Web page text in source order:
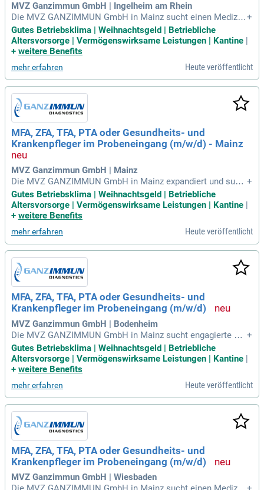
MVZ Ganzimmun GmbH | Ingelheim am Rhein
Die MVZ GANZIMMUN GmbH in Mainz sucht einen Medizini
schen Fachangestellten (m/w/d) für den Probeneingang in V
ollzeit. Als humanmedizinisches Labor mit über 470 Mitarbe
itern bieten wir seit 1998 innovative Dienstleistungen und ei
Ihre Aufgaben umfassen das Auspacken, Registrieren von L
aborproben sowie die elektronische Erfassung von Patiente
ndaten. Sie arbeiten in einer 40-Stunden-Woche von Montag
bis Freitag, gelegentlich auch samstags. Bei uns erwarten Si
e anspruchsvolle Herausforderungen und ein dynamisches
Umfeld. Verstärken Sie unser Team und tragen Sie zur Gesu
ndheit unserer internationalen Kunden bei!
+
Gutes Betriebsklima | Weihnachtsgeld | Betriebliche
Altersvorsorge | Vermögenswirksame Leistungen | Kantine |
+ weitere Benefits
mehr erfahren Heute veröffentlicht
MFA, ZFA, TFA, PTA oder Gesundheits- und
Krankenpfleger im Probeneingang (m/w/d) - Mainz
MVZ Ganzimmun GmbH | Mainz
Die MVZ GANZIMMUN GmbH in Mainz expandiert und such
t einen Medizinischen Fachangestellten (m/w/d) im Bereich
Probeneingang. In unserem innovativen humanmedizinische
n Labor mit 470 Mitarbeitern erwartet Sie ein spannendes Ar
und Registrieren von Laborproben sowie die Erfassung von
Patientendaten. Wir bieten Ihnen eine Vollzeitstelle mit 40 S
tunden pro Woche in einem freundlichen Team. Ein flexibles
Arbeitszeitmodell sowie die Möglichkeit zur persönlichen E
ntfaltung werden ebenfalls geboten. Bewerben Sie sich jetzt
und werden Sie Teil unseres engagierten Mitarbeiterteams!
+
Gutes Betriebsklima | Weihnachtsgeld | Betriebliche
Altersvorsorge | Vermögenswirksame Leistungen | Kantine
+ weitere Benefits
mehr erfahren Heute veröffentlicht
MFA, ZFA, TFA, PTA oder Gesundheits- und
Krankenpfleger im Probeneingang (m/w/d)
MVZ Ganzimmun GmbH | Bodenheim
Die MVZ GANZIMMUN GmbH in Mainz sucht engagierte Me
dizinische Fachangestellte (m/w/d) im Bereich Probeneinga
ng. Als führendes humanmedizinisches Labor mit 470 Mitar
beitern bieten wir Ihnen eine verantwortungsvolle Vollzeitst
as Auspacken, Registrieren und Sichtprüfen von Laborprobe
n sowie die Erfassung von Patienten- und Laboraufträgen. Si
e unterstützen auch bei der Vorbereitung von Untersuchung
smaterialien und der elektronischen Datenerfassung. Wir fö
rdern eine positive Arbeitsatmosphäre und schätzen Ihre Ex
pertise. Bewerben Sie sich noch heute, um Teil unserer steti
g wachsenden Organisation zu werden!
+
Gutes Betriebsklima | Weihnachtsgeld | Betriebliche
Altersvorsorge | Vermögenswirksame Leistungen | Kantine |
+ weitere Benefits
mehr erfahren Heute veröffentlicht
MFA, ZFA, TFA, PTA oder Gesundheits- und
Krankenpfleger im Probeneingang (m/w/d)
MVZ Ganzimmun GmbH | Wiesbaden